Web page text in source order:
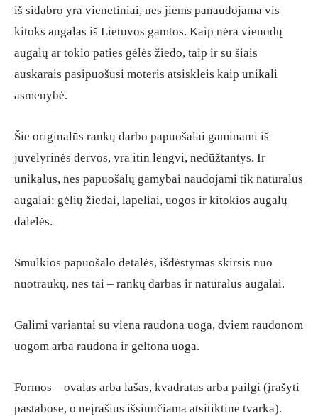
iš sidabro yra vienetiniai, nes jiems panaudojama vis
kitoks augalas iš Lietuvos gamtos. Kaip nėra vienodų
augalų ar tokio paties gėlės žiedo, taip ir su šiais
auskarais pasipuošusi moteris atsiskleis kaip unikali
asmenybė.
Šie originalūs rankų darbo papuošalai gaminami iš
juvelyrinės dervos, yra itin lengvi, nedūžtantys. Ir
unikalūs, nes papuošalų gamybai naudojami tik natūralūs
augalai: gėlių žiedai, lapeliai, uogos ir kitokios augalų
dalelės.
Smulkios papuošalo detalės, išdėstymas skirsis nuo
nuotraukų, nes tai – rankų darbas ir natūralūs augalai.
Galimi variantai su viena raudona uoga, dviem raudonom
uogom arba raudona ir geltona uoga.
Formos – ovalas arba lašas, kvadratas arba pailgi (įrašyti
pastabose, o neįrašius išsiunčiama atsitiktine tvarka).